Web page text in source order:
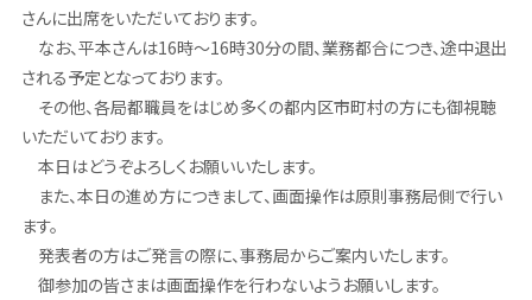
さんに出席をいただいております。
なお、平本さんは16時～16時30分の間、業務都合につき、途中退出
される予定となっております。
その他、各局都職員をはじめ多くの都内区市町村の方にも御視聴
いただいております。
本日はどうぞよろしくお願いいたします。
また、本日の進め方につきまして、画面操作は原則事務局側で行い
ます。
発表者の方はご発言の際に、事務局からご案内いたします。
御参加の皆さまは画面操作を行わないようお願いします。